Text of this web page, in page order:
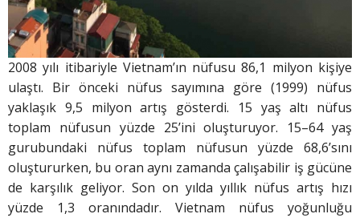
2008 yılı itibariyle Vietnam’ın nüfusu 86,1 milyon kişiye
ulaştı. Bir önceki nüfus sayımına göre (1999) nüfus
yaklaşık 9,5 milyon artış gösterdi. 15 yaş altı nüfus
toplam nüfusun yüzde 25’ini oluşturuyor. 15–64 yaş
gurubundaki nüfus toplam nüfusun yüzde 68,6’sını
oluştururken, bu oran aynı zamanda çalışabilir iş gücüne
de karşılık geliyor. Son on yılda yıllık nüfus artış hızı
yüzde 1,3 oranındadır. Vietnam nüfus yoğunluğu